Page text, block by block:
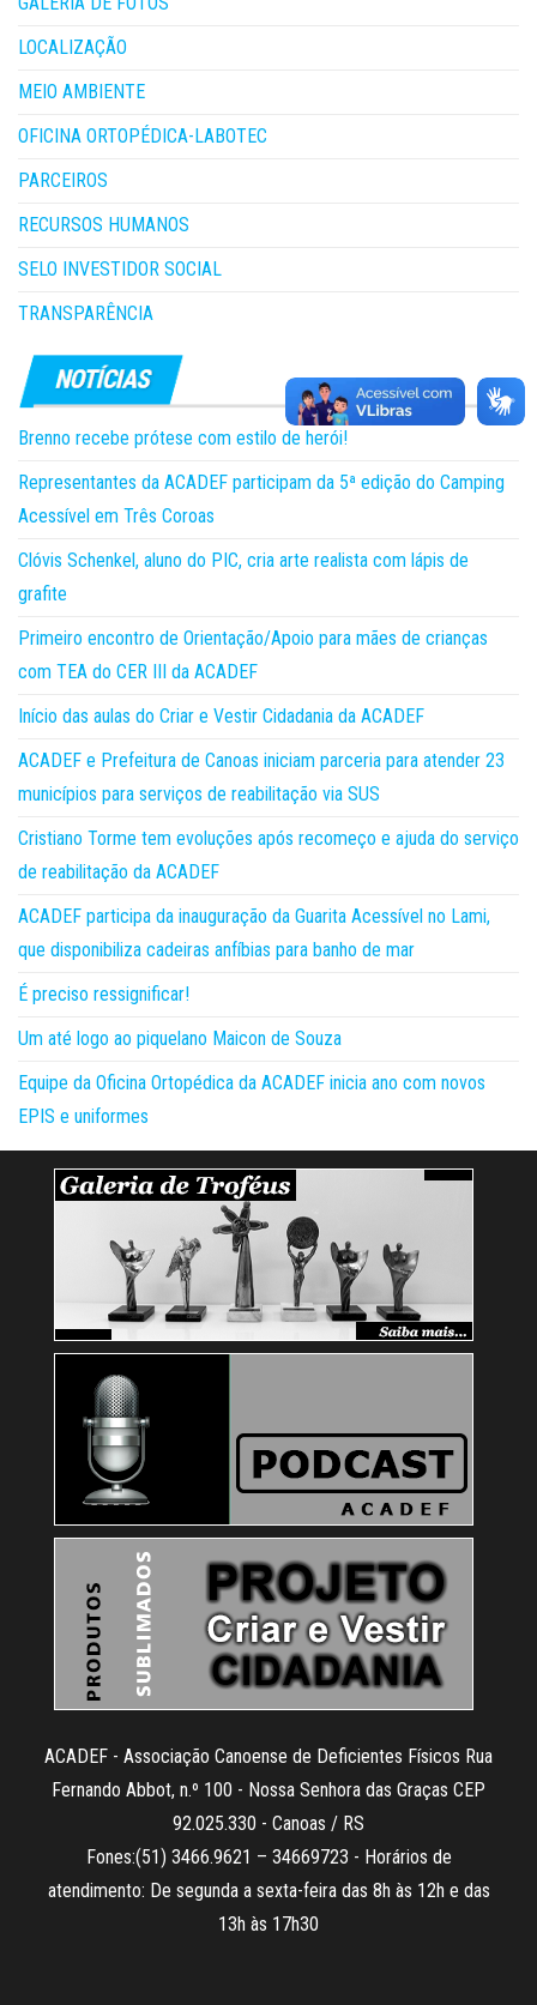
LOCALIZAÇÃO
MEIO AMBIENTE
OFICINA ORTOPÉDICA-LABOTEC
PARCEIROS
RECURSOS HUMANOS
SELO INVESTIDOR SOCIAL
TRANSPARÊNCIA
Brenno recebe prótese com estilo de herói!
Representantes da ACADEF participam da 5ª edição do Camping
Acessível em Três Coroas
Clóvis Schenkel, aluno do PIC, cria arte realista com lápis de
grafite
Primeiro encontro de Orientação/Apoio para mães de crianças
com TEA do CER III da ACADEF
Início das aulas do Criar e Vestir Cidadania da ACADEF
ACADEF e Prefeitura de Canoas iniciam parceria para atender 23
municípios para serviços de reabilitação via SUS
Cristiano Torme tem evoluções após recomeço e ajuda do serviço
de reabilitação da ACADEF
ACADEF participa da inauguração da Guarita Acessível no Lami,
que disponibiliza cadeiras anfíbias para banho de mar
É preciso ressignificar!
Um até logo ao piquelano Maicon de Souza
Equipe da Oficina Ortopédica da ACADEF inicia ano com novos
EPIS e uniformes
ACADEF - Associação Canoense de Deficientes Físicos Rua
Fernando Abbot, n.º 100 - Nossa Senhora das Graças CEP
92.025.330 - Canoas / RS
Fones:(51) 3466.9621 – 34669723 - Horários de
atendimento: De segunda a sexta-feira das 8h às 12h e das
13h às 17h30